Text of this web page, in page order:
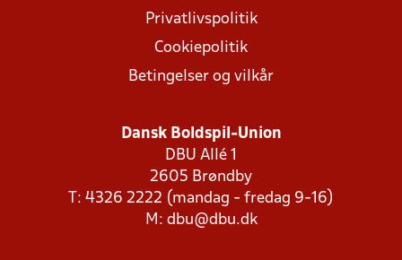
Privatlivspolitik
Cookiepolitik
Betingelser og vilkår
Dansk Boldspil-Union
DBU Allé 1
2605 Brøndby
T: 4326 2222 (mandag - fredag 9-16)
M: dbu@dbu.dk